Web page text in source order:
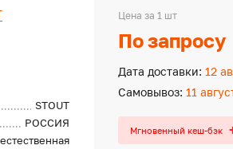
STOUT
РОССИЯ
естественная
Цена за 1 шт
По запросу
Дата доставки: 12
Самовывоз: 11
Мгновенный кеш-бэк